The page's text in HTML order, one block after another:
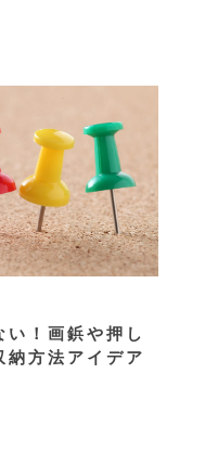
い！画鋲や押し
納方法アイデア